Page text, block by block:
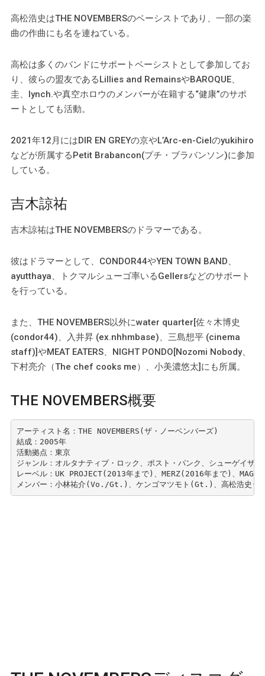
高松浩史はTHE NOVEMBERSのベーシストであり、一部の楽
曲の作曲にも名を連ねている。
高松は多くのバンドにサポートベーシストとして参加してお
り、彼らの盟友であるLillies and RemainsやBAROQUE、
圭、lynch.や真空ホロウのメンバーが在籍する“健康”のサポ
ートとしても活動。
2021年12月にはDIR EN GREYの京やL’Arc-en-Cielのyukihiro
などが所属するPetit Brabancon(プチ・ブラバンソン)に参加
している。
吉木諒祐
吉木諒祐はTHE NOVEMBERSのドラマーである。
彼はドラマーとして、CONDOR44やYEN TOWN BAND、
ayutthaya、トクマルシューゴ率いるGellersなどのサポート
を行っている。
また、THE NOVEMBERS以外にwater quarter[佐々木博史
(condor44)、入井昇 (ex.nhhmbase)、三島想平 (cinema
staff)]やMEAT EATERS、NIGHT PONDO[Nozomi Nobody、
下村亮介（The chef cooks me）、小美濃悠太]にも所属。
THE NOVEMBERS概要
アーティスト名：THE NOVEMBERS(ザ・ノーベンバーズ)
結成：2005年
活動拠点：東京
ジャンル：オルタナティブ・ロック、ポスト・パンク、シューゲイザ
レーベル：UK PROJECT(2013年まで)、MERZ(2016年まで)、